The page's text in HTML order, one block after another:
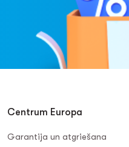
Centrum Europa
Garantija un atgriešana